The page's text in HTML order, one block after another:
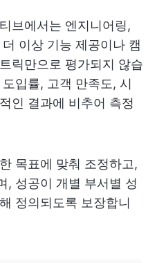
브에서는 엔지니어링,
이상 기능 제공이나 캠
릭만으로 평가되지 않습
입률, 고객 만족도, 시
인 결과에 비추어 측정
목표에 맞춰 조정하고,
, 성공이 개별 부서별 성
정의되도록 보장합니